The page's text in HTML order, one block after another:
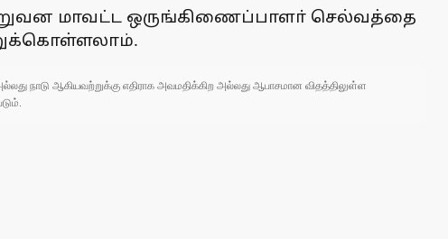
மாவட்ட ஒருங்கிணைப்பாளா் செல்வத்தை
நாடு ஆகியவற்றுக்கு எதிராக அவமதிக்கிற அல்லது ஆபாசமான விதத்திலுள்ள